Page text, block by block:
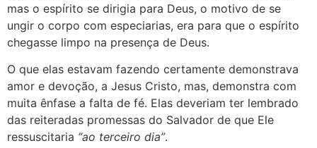
mas o espírito se dirigia para Deus, o motivo de se
ungir o corpo com especiarias, era para que o espírito
chegasse limpo na presença de Deus.
O que elas estavam fazendo certamente demonstrava
amor e devoção, a Jesus Cristo, mas, demonstra com
muita ênfase a falta de fé. Elas deveriam ter lembrado
das reiteradas promessas do Salvador de que Ele
ressuscitaria “ao terceiro dia”.